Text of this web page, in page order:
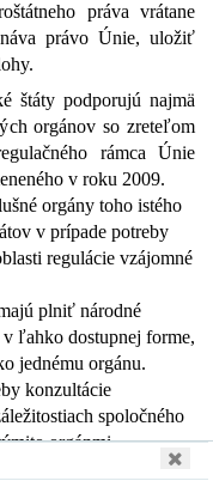
práva vrátane
právo Únie, uložiť
štáty podporujú najmä
orgánov so zreteľom
rámca Únie
v roku 2009.
orgány toho istého
v prípade potreby
regulácie vzájomné
plniť národné
v ľahko dostupnej forme,
jednému orgánu.
konzultácie
spoločného
orgánmi
práva